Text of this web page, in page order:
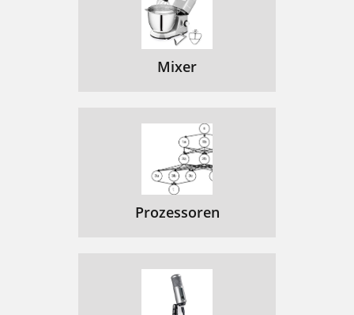
Mixer
Prozessoren